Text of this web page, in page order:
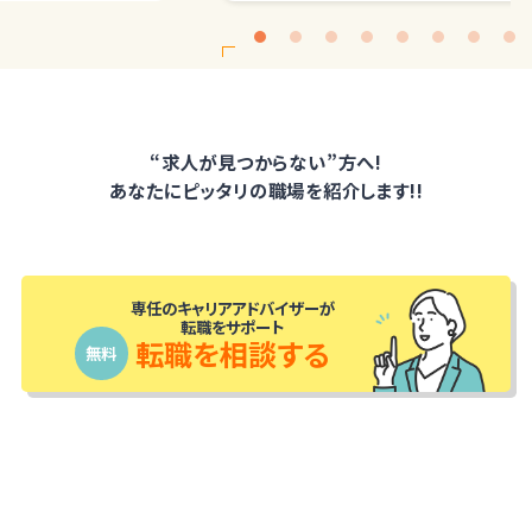
“求人が見つからない”方へ!
あなたにピッタリの職場を紹介します!!
専任のキャリアアドバイザーが
転職をサポート
無料
転職を相談する